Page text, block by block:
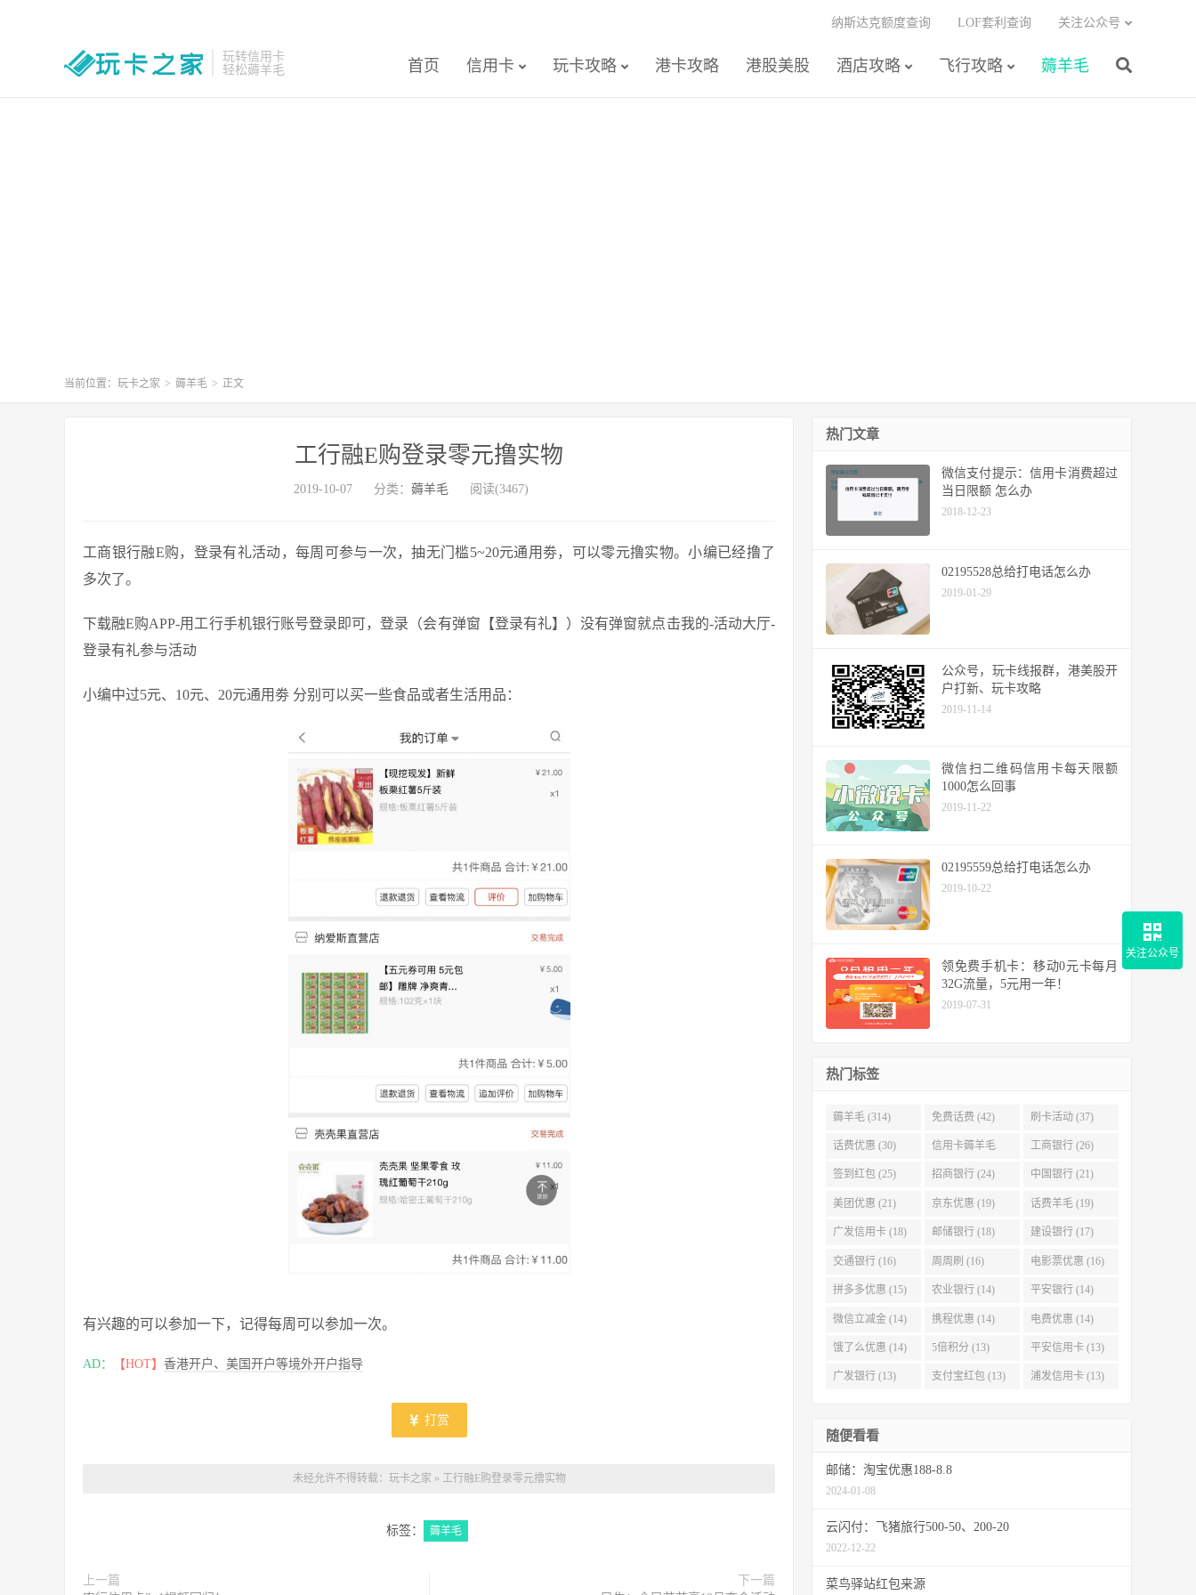
玩转信用卡
轻松薅羊毛
首页 信用卡 玩卡攻略 港卡攻略 港股美股 酒店攻略 飞行攻略 薅羊毛
纳斯达克额度查询 LOF套利查询 关注公众号
当前位置： 玩卡之家 > 薅羊毛 > 正文
工行融E购登录零元撸实物
2019-10-07 分类： 薅羊毛 阅读(3467)
工商银行融E购，登录有礼活动，每周可参与一次，抽无门槛5~20元通用劵，可以零元撸实物。小编已经撸了
多次了。
下载融E购APP-用工行手机银行账号登录即可，登录（会有弹窗【登录有礼】）没有弹窗就点击我的-活动大厅-
登录有礼参与活动
小编中过5元、10元、20元通用劵 分别可以买一些食品或者生活用品：
有兴趣的可以参加一下，记得每周可以参加一次。
AD： 【HOT】 香港开户、美国开户等境外开户指导
打赏
未经允许不得转载： 玩卡之家 » 工行融E购登录零元撸实物
标签： 薅羊毛
上一篇
下一篇
热门文章
微信支付提示：信用卡消费超过
当日限额 怎么办
2018-12-23
02195528总给打电话怎么办
2019-01-29
公众号，玩卡线报群，港美股开
户打新、玩卡攻略
2019-11-14
微信扫二维码信用卡每天限额
1000怎么回事
2019-11-22
02195559总给打电话怎么办
2019-10-22
领免费手机卡：移动0元卡每月
32G流量，5元用一年！
2019-07-31
热门标签
薅羊毛 (314) 免费话费 (42) 刷卡活动 (37)
话费优惠 (30) 信用卡薅羊毛
(29)
工商银行 (26)
签到红包 (25) 招商银行 (24) 中国银行 (21)
美团优惠 (21) 京东优惠 (19) 话费羊毛 (19)
广发信用卡 (18) 邮储银行 (18) 建设银行 (17)
交通银行 (16) 周周刷 (16) 电影票优惠 (16)
拼多多优惠 (15) 农业银行 (14) 平安银行 (14)
微信立减金 (14) 携程优惠 (14) 电费优惠 (14)
饿了么优惠 (14) 5倍积分 (13) 平安信用卡 (13)
广发银行 (13) 支付宝红包 (13) 浦发信用卡 (13)
随便看看
邮储：淘宝优惠188-8.8
2024-01-08
云闪付：飞猪旅行500-50、200-20
2022-12-22
菜鸟驿站红包来源
关注公众号